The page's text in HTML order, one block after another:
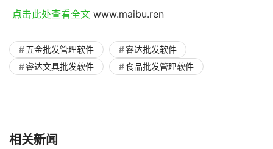
点击此处查看全文 www.maibu.ren
五金批发管理软件
睿达批发软件
睿达文具批发软件
食品批发管理软件
相关新闻